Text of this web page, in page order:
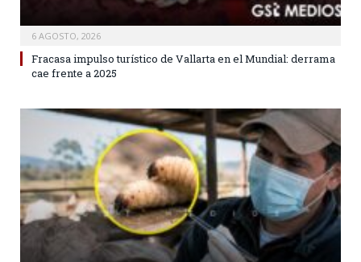
6 AGOSTO, 2026
Fracasa impulso turístico de Vallarta en el Mundial: derrama
cae frente a 2025